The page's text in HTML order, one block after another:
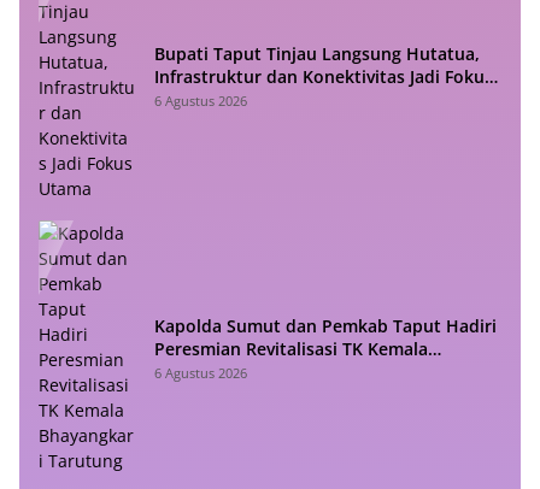
Bupati Taput Tinjau Langsung Hutatua,
Infrastruktur dan Konektivitas Jadi Fokus
Utama
6 Agustus 2026
Kapolda Sumut dan Pemkab Taput Hadiri
Peresmian Revitalisasi TK Kemala
Bhayangkari Tarutung
6 Agustus 2026